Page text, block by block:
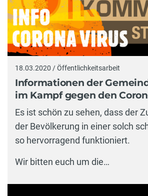
18.03.2020 / Öffentlichkeitsarbeit
Informationen der
im Kampf gegen den
Es ist schön zu sehen, dass der
der Bevölkerung in einer solch
so hervorragend funktioniert.
Wir bitten euch um die…